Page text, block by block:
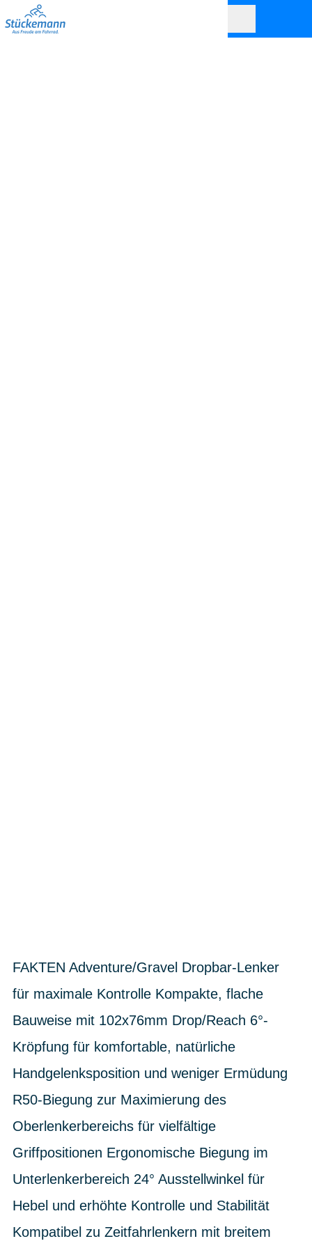
FAKTEN Adventure/Gravel Dropbar-Lenker
für maximale Kontrolle Kompakte, flache
Bauweise mit 102x76mm Drop/Reach 6°-
Kröpfung für komfortable, natürliche
Handgelenksposition und weniger Ermüdung
R50-Biegung zur Maximierung des
Oberlenkerbereichs für vielfältige
Griffpositionen Ergonomische Biegung im
Unterlenkerbereich 24° Ausstellwinkel für
Hebel und erhöhte Kontrolle und Stabilität
Kompatibel zu Zeitfahrlenkern mit breitem